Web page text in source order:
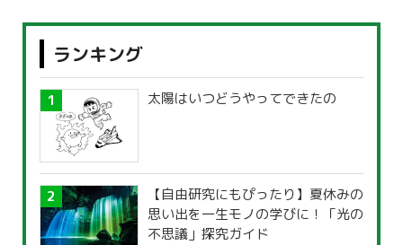
ランキング
太陽はいつどうやってできたの
【自由研究にもぴったり】夏休みの
思い出を一生モノの学びに！「光の
不思議」探究ガイド